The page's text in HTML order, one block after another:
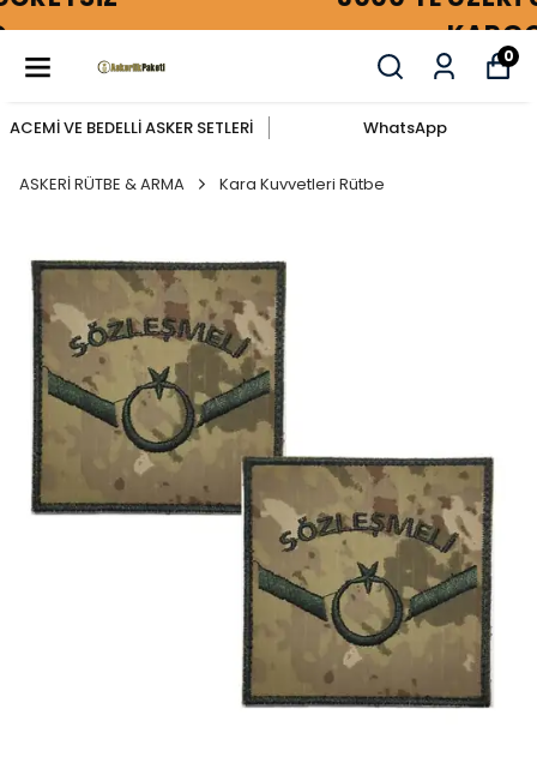
KARGO
0
ACEMİ VE BEDELLİ ASKER SETLERİ WhatsApp
ASKERİ RÜTBE & ARMA Kara Kuvvetleri Rütbe